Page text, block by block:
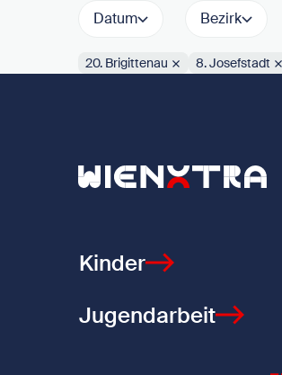
Datum Bezirk
Aktive Filter:
20. Brigittenau 8. Josefstadt
Zurück zur Startseite
Kinder
Jugendarbeit